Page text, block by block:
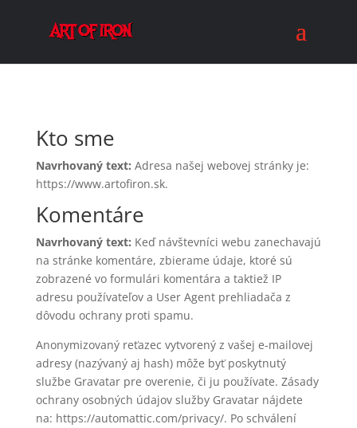
Kto sme
Navrhovaný text: Adresa našej webovej stránky je:
https://www.artofiron.sk.
Komentáre
Navrhovaný text: Keď návštevníci webu zanechavajú
na stránke komentáre, zbierame údaje, ktoré sú
zobrazené vo formulári komentára a taktiež IP
adresu používateľov a User Agent prehliadača z
dôvodu ochrany proti spamu.
Anonymizovaný reťazec vytvorený z vašej e-mailovej
adresy (nazývaný aj hash) môže byť poskytnutý
službe Gravatar pre overenie, či ju používate. Zásady
ochrany osobných údajov služby Gravatar nájdete
na: https://automattic.com/privacy/. Po schválení